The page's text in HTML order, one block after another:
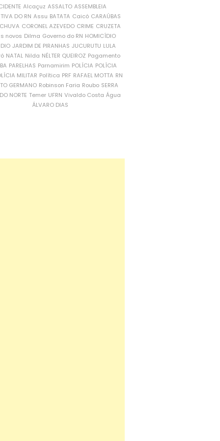
Alcaçuz ASSALTO ASSEMBLEIA
DO RN Assu BATATA Caicó CARAÚBAS
CORONEL AZEVEDO CRIME CRUZETA
novos Dilma Governo do RN HOMICÍDIO
JARDIM DE PIRANHAS JUCURUTU LULA
NATAL Nilda NÉLTER QUEIROZ Pagamento
PARELHAS Parnamirim POLÍCIA POLÍCIA
MILITAR Política PRF RAFAEL MOTTA RN
GERMANO Robinson Faria Roubo SERRA
NORTE Temer UFRN Vivaldo Costa Água
ÁLVARO DIAS